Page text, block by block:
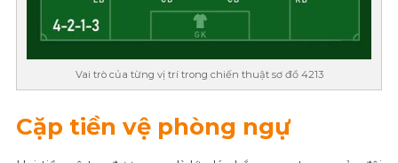
Vai trò của từng vị trí trong chiến thuật sơ đồ 4213
Cặp tiền vệ phòng ngự